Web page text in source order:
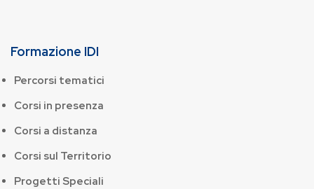
Formazione IDI
Percorsi tematici
Corsi in presenza
Corsi a distanza
Corsi sul Territorio
Progetti Speciali